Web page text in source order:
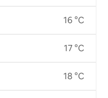
16 °C
17 °C
18 °C